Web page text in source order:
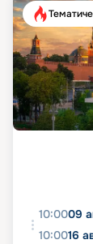
10:0009
10:0016